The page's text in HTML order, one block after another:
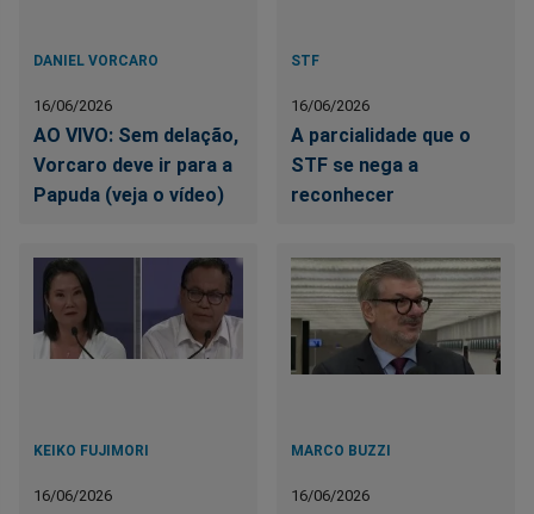
DANIEL VORCARO
16/06/2026
AO VIVO: Sem delação,
Vorcaro deve ir para a
Papuda (veja o vídeo)
STF
16/06/2026
A parcialidade que o
STF se nega a
reconhecer
KEIKO FUJIMORI
16/06/2026
MARCO BUZZI
16/06/2026